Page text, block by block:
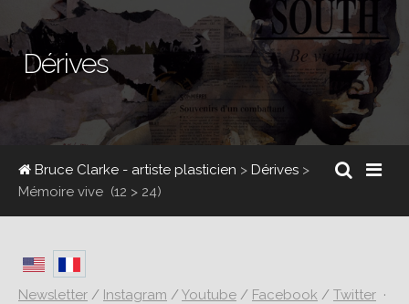
Dérives
Bruce Clarke - artiste plasticien > Dérives >
Mémoire vive (12 > 24)
Newsletter / Instagram /Youtube / Facebook / Twitter ·